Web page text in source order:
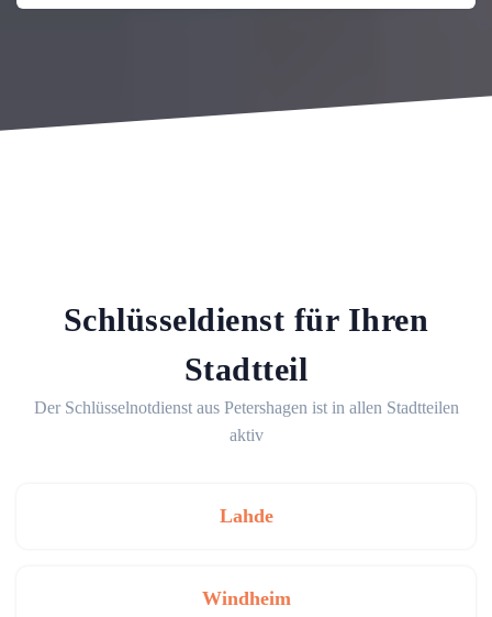
Schlüsseldienst für Ihren
Stadtteil
Der Schlüsselnotdienst aus Petershagen ist in allen Stadtteilen
aktiv
Lahde
Windheim